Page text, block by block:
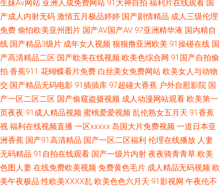
视频综合久 久草超爱 日韩AV爱爱网址 五月天婷婷专区7 AV色福利网 福利小
视频导航 欧美成久草 自慰黄色在线看 www操C〇M 国产97资源 韩国三级视
频网站 欧美第一页 日本中文视频 超碰视干 青青草视频国产 天天干视频 91
足交网 肏屄电影天堂 大香蕉伊人91 激情五月天肏屄 欧美sm网站 丝袜91视
频 中文字幕欧美专区 AV综合伦理 超碰在线免费人妻 福利网站导航 久久AV资
源网 欧美第1页 深夜激情网 亚洲自伯 最新AV在线 97美女在线视频 肏屄传媒
九九热精品 美女外面福利 欧美足交视频 无码视频一二三区 91青草娱乐 肏屄
生妹Av网站 亚洲人成免费网站 91大神自拍 福利片在线观看 国
产成人内射无码 激情五月极品婷婷 国产剧情精品 成人三级伦理
免费 偷怕欧美亚州图片 国产AV国产AV 97亚洲精华液 国内精自
线 国产精品3级片 成年女人视频 狠狠撸亚洲欧美 91操碰在线 国
产高清精品二区 国产欧美在线视频 欧美色综合网 91国产自拍偷
拍 香蕉911 花蝴蝶看片免费 白丝美女免费网站 欧美女人与动物
交 国产精品无码电影 91插插库 97超碰大香蕉 户外自慰影院 国
产一区二区二区 国产偷窥盗摄视频 成人动漫网站观看 欧美第一
页夜夜 91成人精品视频 蜜桃爱爱视频 乱伦熟女五月天 91香蕉
视 福利在线视频直播 一区xxxxx 岛国大片免费视频 一道日本亚
洲香蕉 国产91高清精品 国产一区二区福利 伦理在线播放 人妻
无码精品 91自拍在线观看 国产一级片内射 夜夜骑青青草 欧美
色图人妻 在线免费欧美视频 免费黄色毛片 成人精品无码视频 欧
美午夜极品 性欧美ⅩⅩⅩⅩ乱 欧美色色六月天 91影视网 午夜伦不